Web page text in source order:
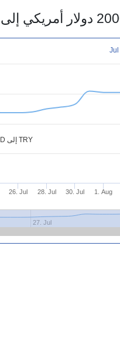
شارت 20000 USD إلى TRY
26. Jul 28. Jul 30. Jul 1. Aug
27. Jul